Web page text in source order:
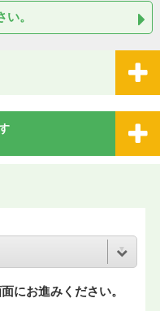
。
にお進みください。